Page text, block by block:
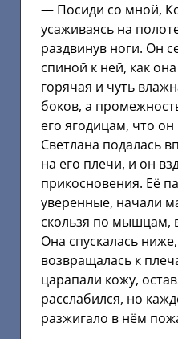
— Посиди со мной,
усаживаясь на
раздвинув ноги. Он
спиной к ней, как
горячая и чуть
боков, а
его ягодицам, что он
Светлана подалась
на его плечи, и он
прикосновения. Её
уверенные, начали
скользя по мышцам,
Она спускалась
возвращалась к
царапали кожу,
расслабился, но
разжигало в нём